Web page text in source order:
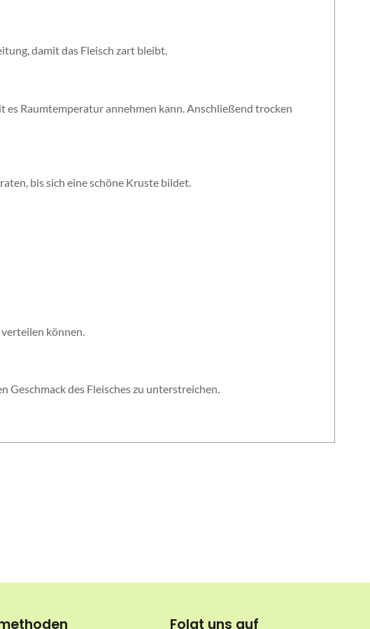
damit das Fleisch zart bleibt.
Raumtemperatur annehmen kann. Anschließend trocken
bis sich eine schöne Kruste bildet.
können.
Geschmack des Fleisches zu unterstreichen.
Folgt uns auf